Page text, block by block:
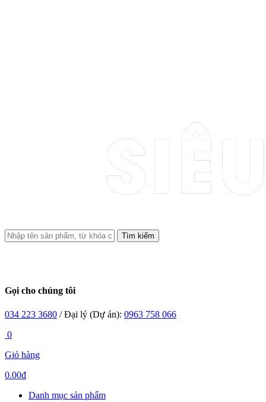
Tìm kiếm
Gọi cho chúng tôi
034 223 3680 / Đại lý (Dự án): 0963 758 066
0
Giỏ hàng
0.00đ
Danh mục sản phẩm